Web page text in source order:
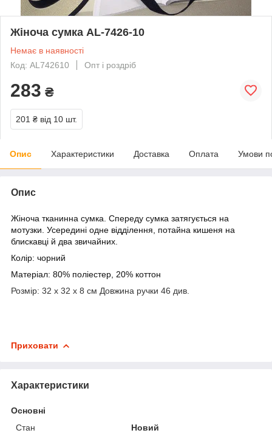
Жіноча сумка AL-7426-10
Немає в наявності
Код: AL742610
Опт і роздріб
283 ₴
201 ₴ від 10 шт.
Опис Характеристики Доставка Оплата Умови
Опис
Жіноча тканинна сумка. Спереду сумка затягується на
мотузки. Усередині одне відділення, потайна кишеня на
блискавці й два звичайних.
Колір: чорний
Матеріал: 80% поліестер, 20% коттон
Розмір: 32 х 32 х 8 см Довжина ручки 46 див.
Приховати
Характеристики
Основні
Стан
Новий